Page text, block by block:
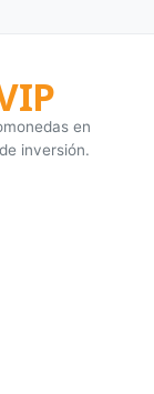
en
inversión.